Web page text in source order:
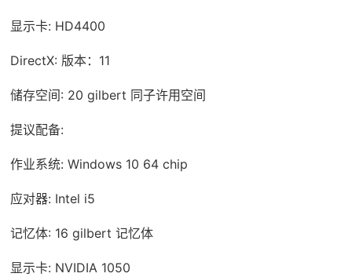
显示卡: HD4400
DirectX: 版本：11
储存空间: 20 gilbert 同子许用空间
提议配备:
作业系统: Windows 10 64 chip
应对器: Intel i5
记忆体: 16 gilbert 记忆体
显示卡: NVIDIA 1050